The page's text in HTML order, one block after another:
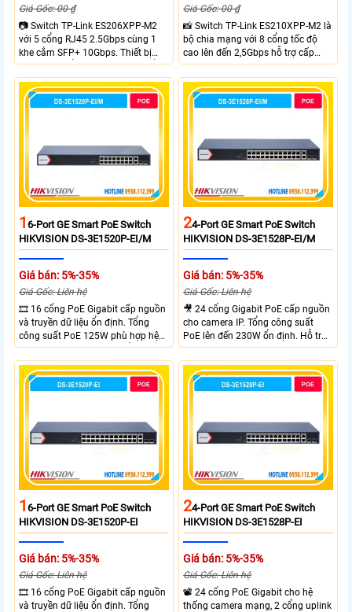
Giá Gốc: 00 ₫
📷 Switch TP-Link ES206XPP-M2
với 5 cổng RJ45 2.5Gbps cùng 1
khe cắm SFP+ 10Gbps. Thiết bị
tích hợp 4 cổng PoE++ đạt chuẩn
802.3af/at/bt tổng công suất
120W cấp nguồn đến 90W mỗi
cổng đáp ứng tốt hệ thống camera
Giá Gốc: 00 ₫
📸 Switch TP-Link ES210XPP-M2 là
bộ chia mạng với 8 cổng tốc độ
cao lên đến 2,5Gbps hỗ trợ cấp
nguồn và mạng cho đầu ghi hình
từ xa nhờ công suất POE lên đến
16-Port GE Smart PoE Switch
HIKVISION DS-3E1520P-EI/M
Giá bán: 5%-35%
Giá Gốc: Liên hệ
🎞 16 cổng PoE Gigabit cấp nguồn
và truyền dữ liệu ổn định. Tổng
công suất PoE 125W phù hợp hệ
thống camera IP vừa. 2 cổng RJ45
Gigabit và 2 cổng quang SFP mở
rộng linh hoạt. Hỗ trợ truyền PoE
xa tối đa lên đến 300 mét.
24-Port GE Smart PoE Switch
HIKVISION DS-3E1528P-EI/M
Giá bán: 5%-35%
Giá Gốc: Liên hệ
🎥 24 cổng Gigabit PoE cấp nguồn
cho camera IP. Tổng công suất
PoE lên đến 230W ổn định. Hỗ trợ
truyền PoE xa đến 300 mét. Băng
thông chuyển mạch đạt 68 Gbps
mạnh mẽ.
16-Port GE Smart PoE Switch
HIKVISION DS-3E1520P-EI
Giá bán: 5%-35%
Giá Gốc: Liên hệ
🎞 16 cổng PoE Gigabit cấp nguồn
và truyền dữ liệu ổn định. Tổng
24-Port GE Smart PoE Switch
HIKVISION DS-3E1528P-EI
Giá bán: 5%-35%
Giá Gốc: Liên hệ
📽 24 cổng PoE Gigabit cho hệ
thống camera mạng, 2 cổng uplink